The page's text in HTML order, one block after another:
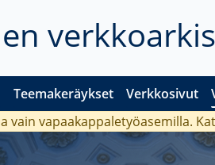
Teemakeräykset Verkkosivut
vain vapaakappaletyöasemilla.